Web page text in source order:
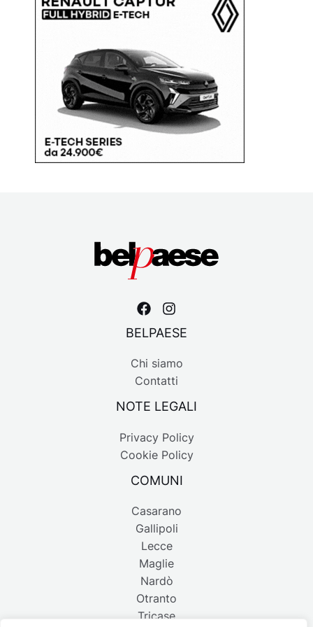
BELPAESE
Chi siamo
Contatti
NOTE LEGALI
Privacy Policy
Cookie Policy
COMUNI
Casarano
Gallipoli
Lecce
Maglie
Nardò
Otranto
Tricase